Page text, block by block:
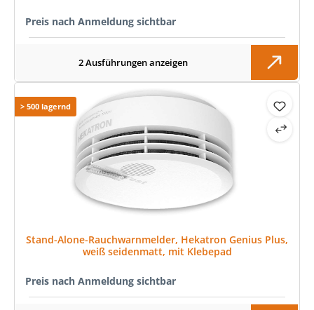
Preis nach Anmeldung sichtbar
2 Ausführungen anzeigen
> 500 lagernd
Stand-Alone-Rauchwarnmelder, Hekatron Genius Plus,
weiß seidenmatt, mit Klebepad
Preis nach Anmeldung sichtbar